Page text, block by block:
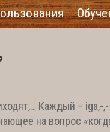
Каждый – iga,-
на вопрос